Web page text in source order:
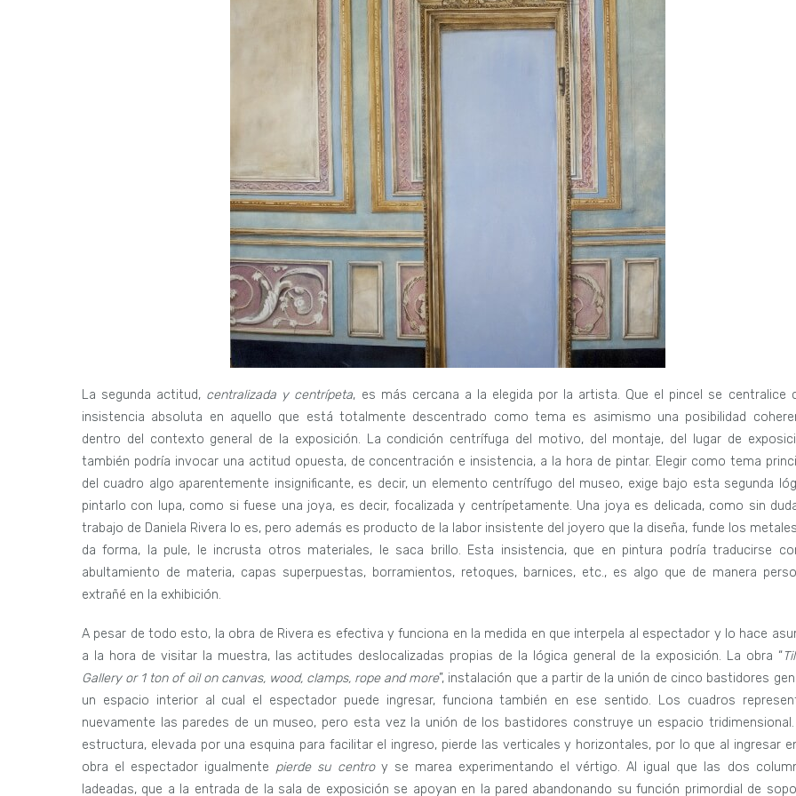
La segunda actitud, centralizada y centrípeta, es más cercana a la elegida por la artista. Que el pincel se centralice
insistencia absoluta en aquello que está totalmente descentrado como tema es asimismo una posibilidad
dentro del contexto general de la exposición. La condición centrífuga del motivo, del montaje, del lugar de
también podría invocar una actitud opuesta, de concentración e insistencia, a la hora de pintar. Elegir como tema
del cuadro algo aparentemente insignificante, es decir, un elemento centrífugo del museo, exige bajo esta segunda
pintarlo con lupa, como si fuese una joya, es decir, focalizada y centrípetamente. Una joya es delicada, como sin
trabajo de Daniela Rivera lo es, pero además es producto de la labor insistente del joyero que la diseña, funde los
da forma, la pule, le incrusta otros materiales, le saca brillo. Esta insistencia, que en pintura podría traducirse
abultamiento de materia, capas superpuestas, borramientos, retoques, barnices, etc., es algo que de manera
extrañé en la exhibición.
A pesar de todo esto, la obra de Rivera es efectiva y funciona en la medida en que interpela al espectador y lo hace
a la hora de visitar la muestra, las actitudes deslocalizadas propias de la lógica general de la exposición. La obra “
Gallery or 1 ton of oil on canvas, wood, clamps, rope and more”, instalación que a partir de la unión de cinco bastidores
un espacio interior al cual el espectador puede ingresar, funciona también en ese sentido. Los cuadros
nuevamente las paredes de un museo, pero esta vez la unión de los bastidores construye un espacio
estructura, elevada por una esquina para facilitar el ingreso, pierde las verticales y horizontales, por lo que al ingresar
obra el espectador igualmente pierde su centroy se marea experimentando el vértigo. Al igual que las dos
ladeadas, que a la entrada de la sala de exposición se apoyan en la pared abandonando su función primordial de